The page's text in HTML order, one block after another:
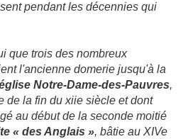
pendant les décennies qui
que trois des nombreux
l'ancienne domerie jusqu'à la
Notre-Dame-des-Pauvres,
de la fin du xiie siècle et dont
au début de la seconde moitié
« des Anglais », bâtie au XIVe